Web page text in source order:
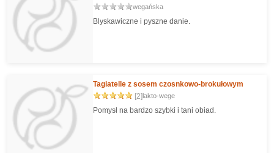
wegańska
Blyskawiczne i pyszne danie.
Tagiatelle z sosem czosnkowo-brokułowym
[2]lakto-wege
Pomysł na bardzo szybki i tani obiad.